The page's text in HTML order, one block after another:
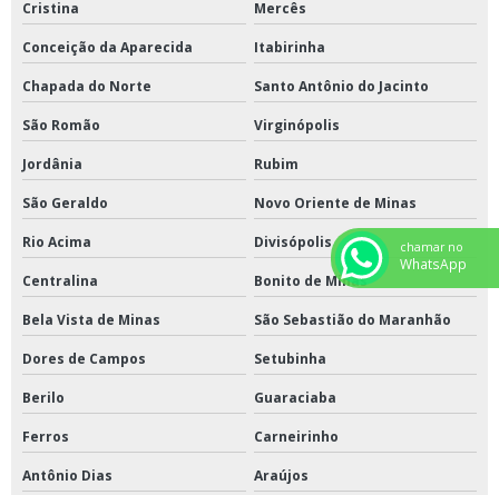
Cristina Mercês
Conceição da Aparecida Itabirinha
Chapada do Norte Santo Antônio do Jacinto
São Romão Virginópolis
Jordânia Rubim
São Geraldo Novo Oriente de Minas
Rio Acima Divisópolis
Centralina Bonito de Minas
Bela Vista de Minas São Sebastião do Maranhão
Dores de Campos Setubinha
Berilo Guaraciaba
Ferros Carneirinho
Antônio Dias Araújos
chamar no
WhatsApp